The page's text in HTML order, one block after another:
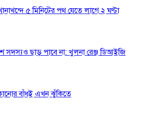
৫ মিনিটের পথ যেতে লাগে ২ ঘণ্টা
সদস্যও ছাড় পাবে না: খুলনা রেঞ্জ ডিআইজি
বাঁধই এখন ঝুঁকিতে